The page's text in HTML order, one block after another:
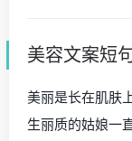
美容文案短
美丽是长在肌肤
生丽质的姑娘一